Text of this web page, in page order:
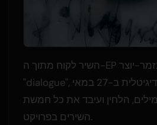
השיר לקוח מתוך ה-EP הראשון שלו כזמר-יוצר,
"dialogue", שיצא דיגיטלית ב-27 במאי. Ayase כתב
הלחין ועיבד את כל חמשת
השירים בפרויקט.